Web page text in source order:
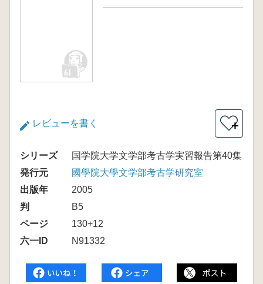
レビューを書く ＋
シリーズ
国学院大学文学部考古学実習報告第40集
発行元
國學院大學文学部考古学研究室
出版年
2005
判
B5
ページ
130+12
六一ID
N91332